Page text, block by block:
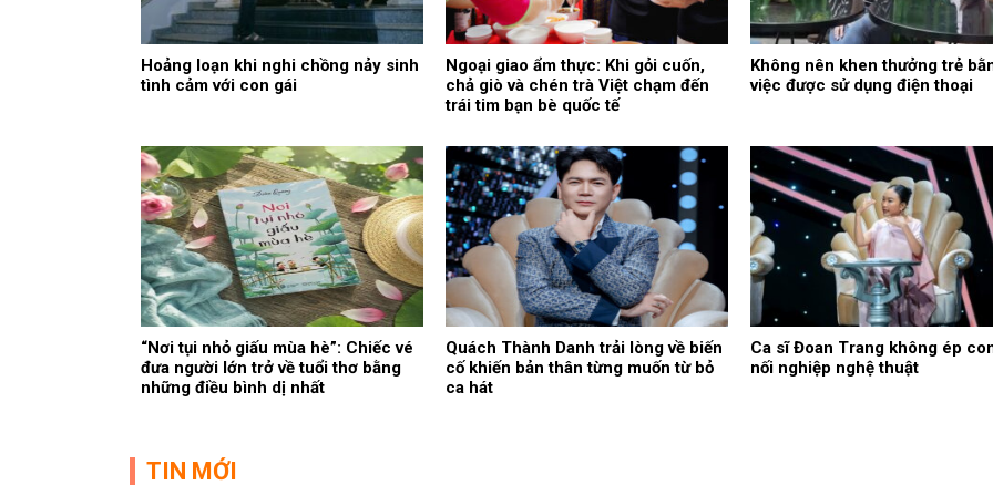
Hoảng loạn khi nghi chồng nảy sinh
tình cảm với con gái
Ngoại giao ẩm thực: Khi gỏi cuốn,
chả giò và chén trà Việt chạm đến
trái tim bạn bè quốc tế
Không nên khen thưởng trẻ
việc được sử dụng điện thoại
“Nơi tụi nhỏ giấu mùa hè”: Chiếc vé
đưa người lớn trở về tuổi thơ bằng
những điều bình dị nhất
Quách Thành Danh trải lòng về biến
cố khiến bản thân từng muốn từ bỏ
ca hát
Ca sĩ Đoan Trang không ép
nối nghiệp nghệ thuật
TIN MỚI